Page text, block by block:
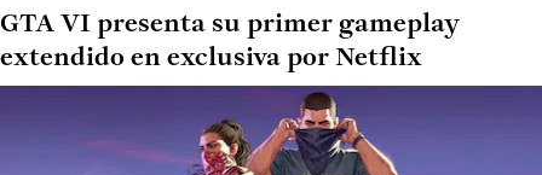
GTA VI presenta su primer gameplay
extendido en exclusiva por Netflix